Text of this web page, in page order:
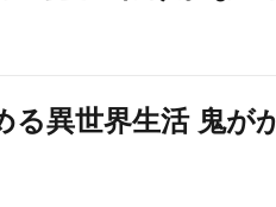
る異世界生活 鬼が